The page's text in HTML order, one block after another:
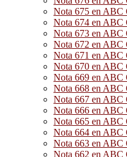
Nota 675 en ABC
Nota 674 en ABC
Nota 673 en ABC
Nota 672 en ABC
Nota 671 en ABC
Nota 670 en ABC
Nota 669 en ABC
Nota 668 en ABC
Nota 667 en ABC
Nota 666 en ABC
Nota 665 en ABC
Nota 664 en ABC
Nota 663 en ABC
Nota 662 en ABC